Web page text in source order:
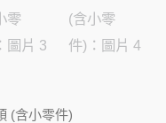
(含小零件)